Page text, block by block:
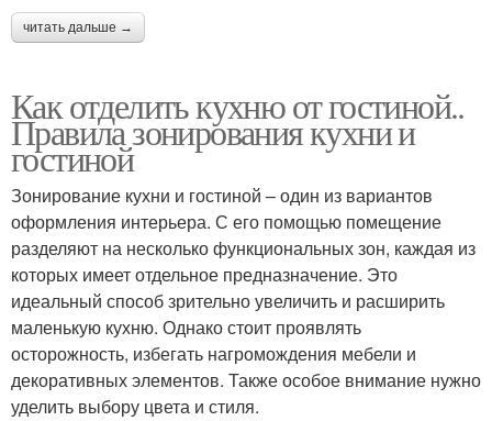
читать дальше →
Как отделить кухню от гостиной..
Правила зонирования кухни и
гостиной
Зонирование кухни и гостиной – один из вариантов
оформления интерьера. С его помощью помещение
разделяют на несколько функциональных зон, каждая из
которых имеет отдельное предназначение. Это
идеальный способ зрительно увеличить и расширить
маленькую кухню. Однако стоит проявлять
осторожность, избегать нагромождения мебели и
декоративных элементов. Также особое внимание нужно
уделить выбору цвета и стиля.